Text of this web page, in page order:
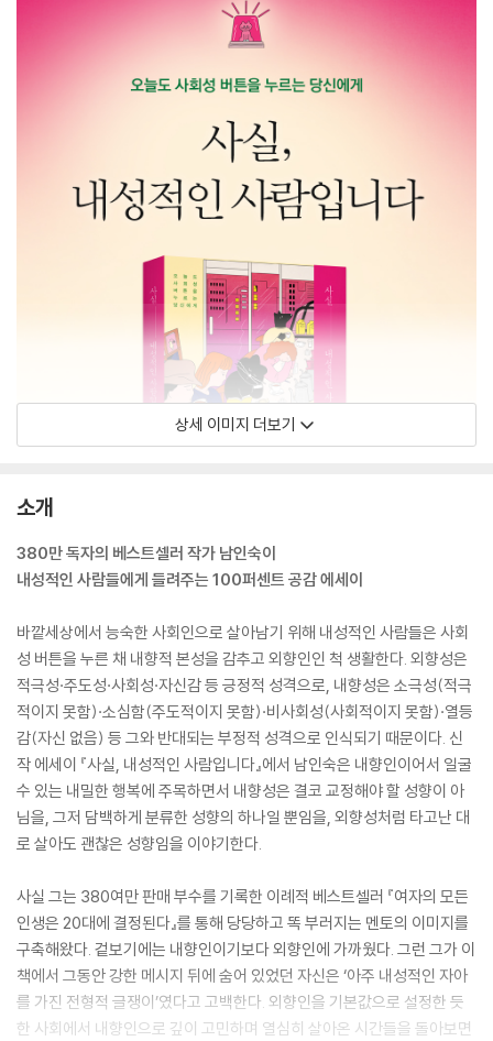
상세 이미지 더보기
소개
380만 독자의 베스트셀러 작가 남인숙이
내성적인 사람들에게 들려주는 100퍼센트 공감 에세이
바깥세상에서 능숙한 사회인으로 살아남기 위해 내성적인 사람들은 사회
성 버튼을 누른 채 내향적 본성을 감추고 외향인인 척 생활한다. 외향성은
적극성·주도성·사회성·자신감 등 긍정적 성격으로, 내향성은 소극성(적극
적이지 못함)·소심함(주도적이지 못함)·비사회성(사회적이지 못함)·열등
감(자신 없음) 등 그와 반대되는 부정적 성격으로 인식되기 때문이다. 신
작 에세이 『사실, 내성적인 사람입니다』에서 남인숙은 내향인이어서 일굴
수 있는 내밀한 행복에 주목하면서 내향성은 결코 교정해야 할 성향이 아
님을, 그저 담백하게 분류한 성향의 하나일 뿐임을, 외향성처럼 타고난 대
로 살아도 괜찮은 성향임을 이야기한다.
사실 그는 380여만 판매 부수를 기록한 이례적 베스트셀러 『여자의 모든
인생은 20대에 결정된다』를 통해 당당하고 똑 부러지는 멘토의 이미지를
구축해왔다. 겉보기에는 내향인이기보다 외향인에 가까웠다. 그런 그가 이
책에서 그동안 강한 메시지 뒤에 숨어 있었던 자신은 ‘아주 내성적인 자아
를 가진 전형적 글쟁이’였다고 고백한다. 외향인을 기본값으로 설정한 듯
한 사회에서 내향인으로 깊이 고민하며 열심히 살아온 시간들을 돌아보면